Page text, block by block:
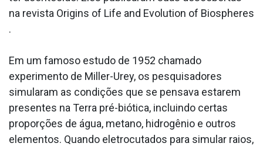
na revista Origins of Life and Evolution of Biospheres
.
Em um famoso estudo de 1952 chamado
experimento de Miller-Urey, os pesquisadores
simularam as condições que se pensava estarem
presentes na Terra pré-biótica, incluindo certas
proporções de água, metano, hidrogênio e outros
elementos. Quando eletrocutados para simular raios,